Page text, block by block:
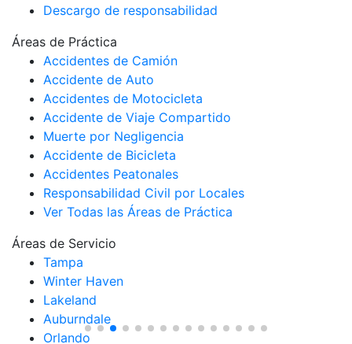
Descargo de responsabilidad
Áreas de Práctica
Accidentes de Camión
Accidente de Auto
Accidentes de Motocicleta
Accidente de Viaje Compartido
Muerte por Negligencia
Accidente de Bicicleta
Accidentes Peatonales
Responsabilidad Civil por Locales
Ver Todas las Áreas de Práctica
Áreas de Servicio
Tampa
Winter Haven
Lakeland
Auburndale
Orlando